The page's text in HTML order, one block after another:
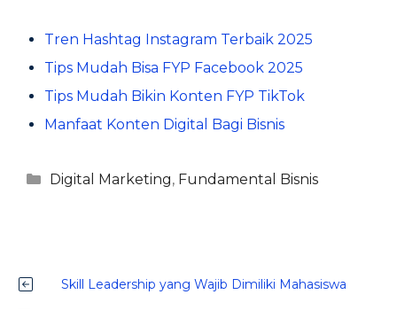
Tren Hashtag Instagram Terbaik 2025
Tips Mudah Bisa FYP Facebook 2025
Tips Mudah Bikin Konten FYP TikTok
Manfaat Konten Digital Bagi Bisnis
Kategori
Digital Marketing, Fundamental Bisnis
Skill Leadership yang Wajib Dimiliki Mahasiswa